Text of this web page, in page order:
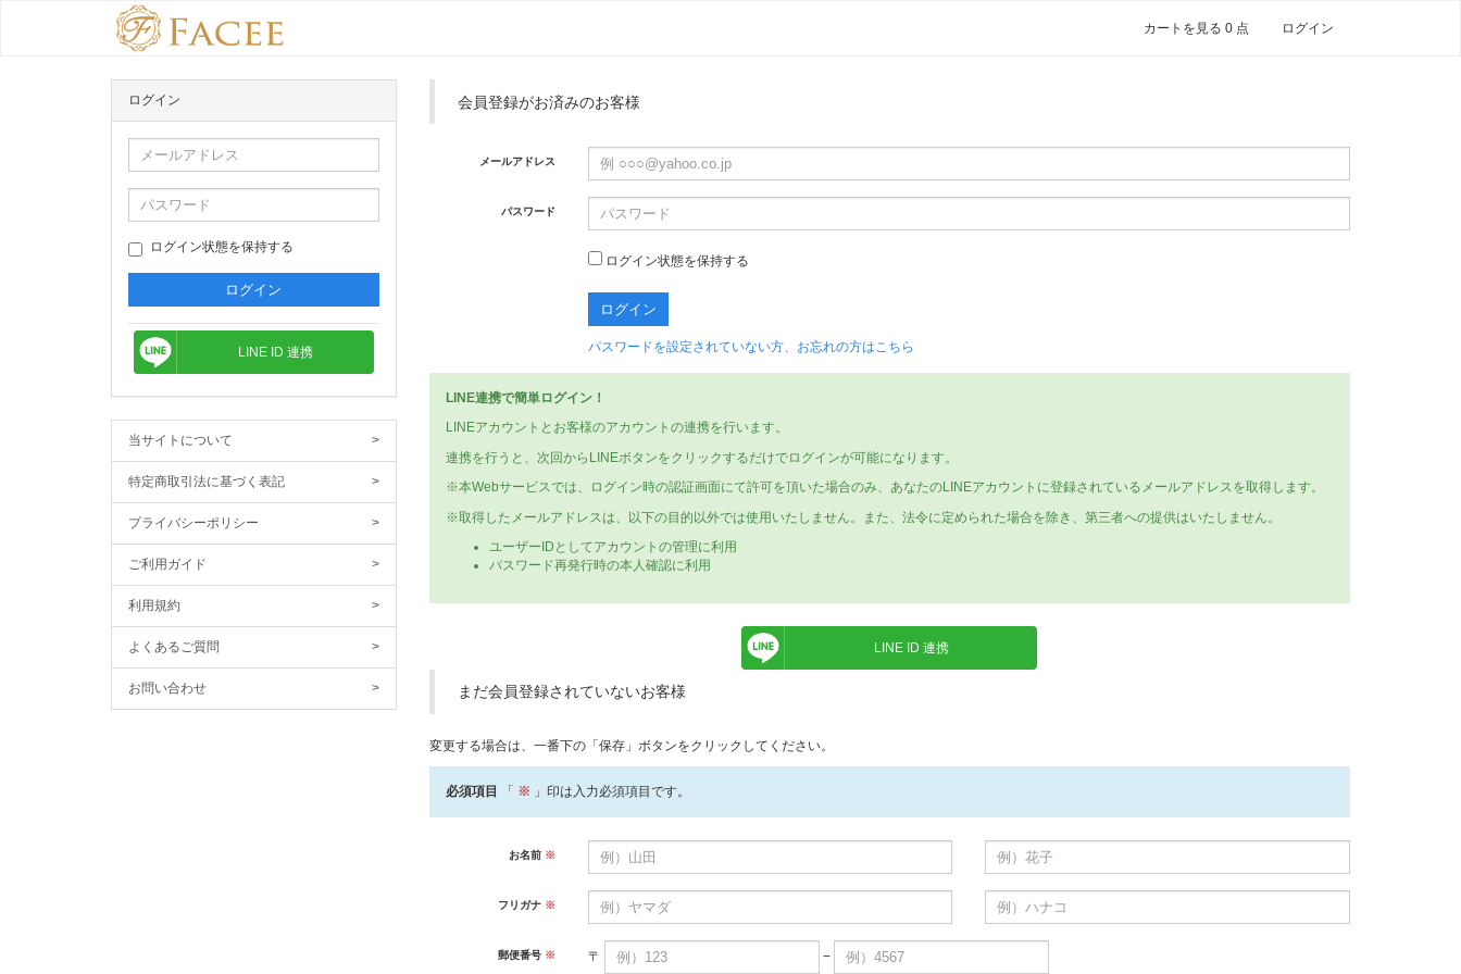
カートを見る 0 点 ログイン
ログイン
ログイン状態を保持する
LINE ID 連携
当サイトについて >
特定商取引法に基づく表記 >
プライバシーポリシー >
ご利用ガイド >
利用規約 >
よくあるご質問 >
お問い合わせ >
会員登録がお済みのお客様
メールアドレス
パスワード
ログイン状態を保持する
パスワードを設定されていない方、お忘れの方はこちら
LINE連携で簡単ログイン！
LINEアカウントとお客様のアカウントの連携を行います。
連携を行うと、次回からLINEボタンをクリックするだけでログインが可能になります。
※本Webサービスでは、ログイン時の認証画面にて許可を頂いた場合のみ、あなたのLINEアカウントに登録されているメールアドレスを取得します。
※取得したメールアドレスは、以下の目的以外では使用いたしません。また、法令に定められた場合を除き、第三者への提供はいたしません。
ユーザーIDとしてアカウントの管理に利用
パスワード再発行時の本人確認に利用
LINE ID 連携
まだ会員登録されていないお客様
変更する場合は、一番下の「保存」ボタンをクリックしてください。
必須項目 「 ※ 」印は入力必須項目です。
お名前 ※
フリガナ ※
郵便番号 ※ 〒 −